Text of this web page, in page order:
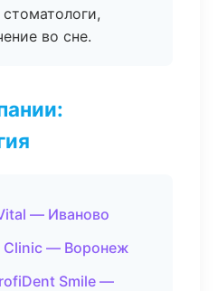
во сне.
— Иваново
Clinic — Воронеж
Smile —